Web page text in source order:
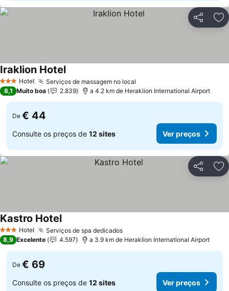
Partilhar
3 EstrelasHotel Serviços de massagem no local
Iraklion Hotel
8,1 Muito boa 2.839 a 4.2 km de Heraklion International Airport
De € 44
Consulte os preços de 12 sites Ver preços
Partilhar
3 EstrelasHotel Serviços de spa dedicados
Kastro Hotel
8,9 Excelente 4.597 a 3.9 km de Heraklion International Airport
De € 69
Consulte os preços de 12 sites Ver preços